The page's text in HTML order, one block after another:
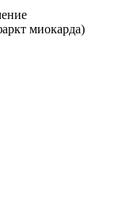
миокарда)